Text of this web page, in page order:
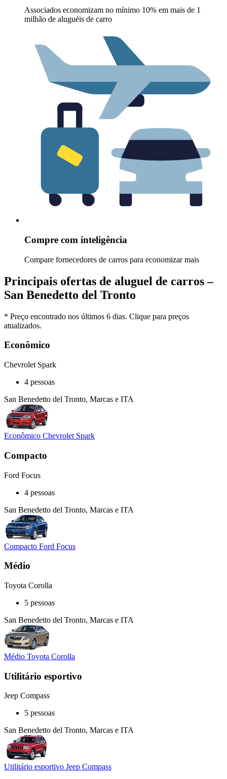
Associados economizam no mínimo 10% em mais de 1
milhão de aluguéis de carro
Compre com inteligência
Compare fornecedores de carros para economizar mais
Principais ofertas de aluguel de carros –
San Benedetto del Tronto
* Preço encontrado nos últimos 6 dias. Clique para preços
atualizados.
Econômico
Chevrolet Spark
4 pessoas
San Benedetto del Tronto, Marcas e ITA
Econômico Chevrolet Spark
Compacto
Ford Focus
4 pessoas
San Benedetto del Tronto, Marcas e ITA
Compacto Ford Focus
Médio
Toyota Corolla
5 pessoas
San Benedetto del Tronto, Marcas e ITA
Médio Toyota Corolla
Utilitário esportivo
Jeep Compass
5 pessoas
San Benedetto del Tronto, Marcas e ITA
Utilitário esportivo Jeep Compass